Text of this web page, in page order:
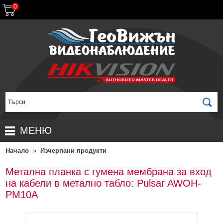
0
МЕНЮ
НАЧАЛО
ПРОДУКТИ
ПРОМОЦИИ
ЗА ДИСТРИБУТОРИ
Начало » Изчерпани продукти
Метална планка с гумена мембрана за вход
на кабели в метално табло: Pulsar AWOH-
PM10A